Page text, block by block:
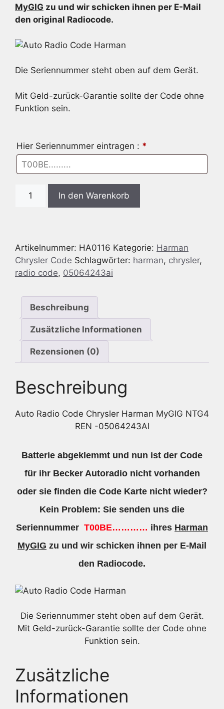
MyGIG zu und wir schicken ihnen per E-Mail
den original Radiocode.
Die Seriennummer steht oben auf dem Gerät.
Mit Geld-zurück-Garantie sollte der Code ohne
Funktion sein.
Hier Seriennummer eintragen : *
Radio
Harman
MyGIG
NTG4
05064243AI
Menge
In den Warenkorb
Artikelnummer: HA0116 Kategorie: Harman
Chrysler Code Schlagwörter: harman, chrysler,
radio code, 05064243ai
Beschreibung
Zusätzliche Informationen
Rezensionen (0)
Beschreibung
Auto Radio Code Chrysler Harman MyGIG NTG4
REN -05064243AI
Batterie abgeklemmt und nun ist der Code
für ihr Becker Autoradio nicht vorhanden
oder sie finden die Code Karte nicht wieder?
Kein Problem: Sie senden uns die
Seriennummer T00BE………… ihres Harman
MyGIG zu und wir schicken ihnen per E-Mail
den Radiocode.
Die Seriennummer steht oben auf dem Gerät.
Mit Geld-zurück-Garantie sollte der Code ohne
Funktion sein.
Zusätzliche
Informationen